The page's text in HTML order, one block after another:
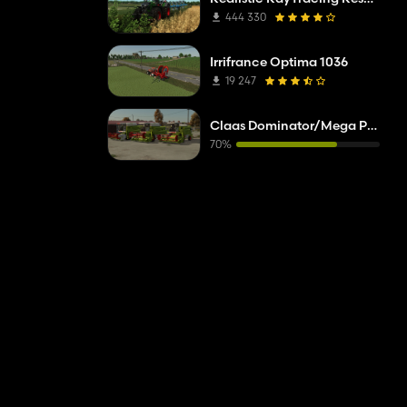
444 330
Irrifrance Optima 1036
19 247
Claas Dominator/Mega Pack
70%